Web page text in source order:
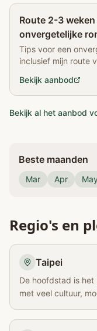
Route 2-3
onvergetelijke
Tips voor een
inclusief mijn route
Bekijk aanbod
Bekijk al het aanbod
Beste maanden
Mar Apr May
Regio's en
Taipei
De hoofdstad is
met veel cultuur,